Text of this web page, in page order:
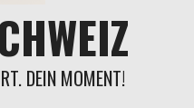
DEIN MOMENT!